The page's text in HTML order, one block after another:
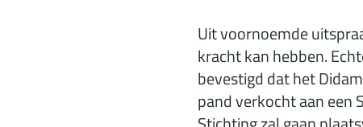
Uit voornoemde
kracht kan hebben.
bevestigd dat het
pand verkocht aan een